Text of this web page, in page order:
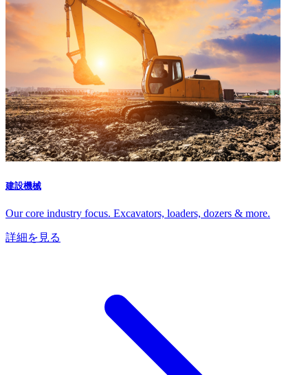
建設機械
Our core industry focus. Excavators, loaders, dozers & more.
詳細を見る